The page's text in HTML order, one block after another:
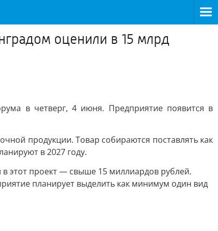
оценили в 15 млрд
в четверг, 4 июня. Предприятие появится в
продукции. Товар собираются поставлять как
в 2027 году.
этот проект — свыше 15 миллиардов рублей.
планирует выделить как минимум один вид